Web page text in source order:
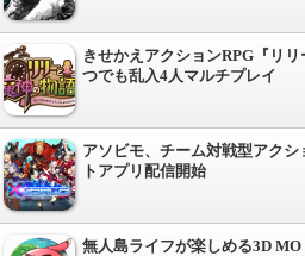
きせかえアクションRPG『リ
つでも乱入4人マルチプレイ
アソビモ、チーム対戦型アク
トアプリ配信開始
無人島ライフが楽しめる3D